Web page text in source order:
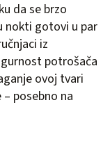
da se brzo
nokti gotovi u par
iz
potrošača
ovoj tvari
posebno na